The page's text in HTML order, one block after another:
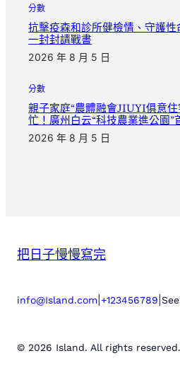
分數
抗擊疫森和診所健檢情、守護
一封封請戰書
2026 年 8 月 5 日
分數
親子家庭“農體融會JIUYI俱意
忙！廣州白云“科技農業進公園”
2026 年 8 月 5 日
把日子慢慢寫完
info@Island.com +123456789
© 2026 Island. All rights reserved.